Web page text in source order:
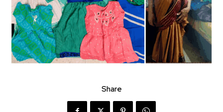
Share